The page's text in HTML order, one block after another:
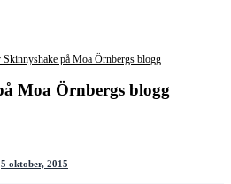
Skinnyshake på Moa Örnbergs blogg
Moa Örnbergs blogg
5 oktober, 2015